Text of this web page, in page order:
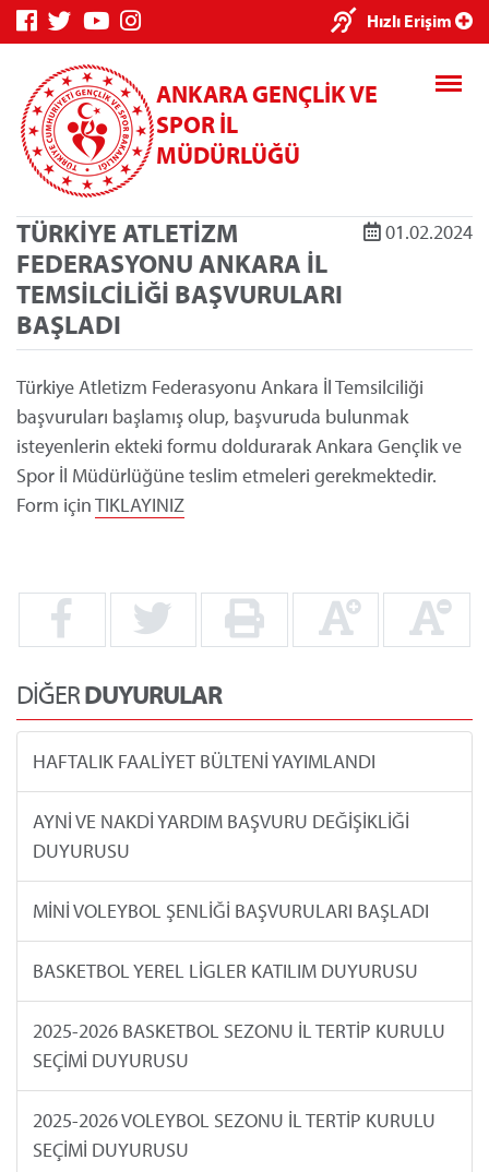
Hızlı Erişim
ANKARA GENÇLİK VE
SPOR İL
MÜDÜRLÜĞÜ
TÜRKİYE ATLETİZM
FEDERASYONU ANKARA İL
TEMSİLCİLİĞİ BAŞVURULARI
BAŞLADI
01.02.2024
Türkiye Atletizm Federasyonu Ankara İl Temsilciliği
başvuruları başlamış olup, başvuruda bulunmak
isteyenlerin ekteki formu doldurarak Ankara Gençlik ve
Spor İl Müdürlüğüne teslim etmeleri gerekmektedir.
Form içinTIKLAYINIZ
DİĞERDUYURULAR
HAFTALIK FAALİYET BÜLTENİ YAYIMLANDI
AYNİ VE NAKDİ YARDIM BAŞVURU DEĞİŞİKLİĞİ
DUYURUSU
MİNİ VOLEYBOL ŞENLİĞİ BAŞVURULARI BAŞLADI
BASKETBOL YEREL LİGLER KATILIM DUYURUSU
2025-2026 BASKETBOL SEZONU İL TERTİP KURULU
SEÇİMİ DUYURUSU
2025-2026 VOLEYBOL SEZONU İL TERTİP KURULU
SEÇİMİ DUYURUSU
×
Genç Bilgi
Sistemi
Spor Bilgi
Sistemi
Kredi/Yurt
Kredi/Yurt E-
Ödeme